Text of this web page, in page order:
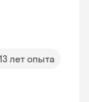
13 лет опыта